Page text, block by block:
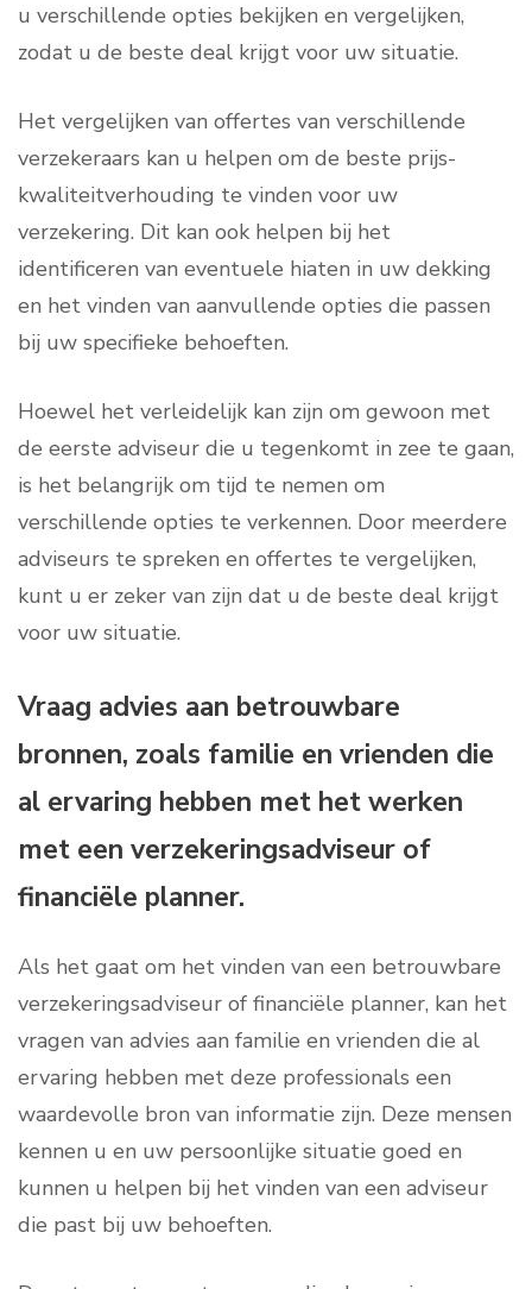
u verschillende opties bekijken en vergelijken,
zodat u de beste deal krijgt voor uw situatie.
Het vergelijken van offertes van verschillende
verzekeraars kan u helpen om de beste prijs-
kwaliteitverhouding te vinden voor uw
verzekering. Dit kan ook helpen bij het
identificeren van eventuele hiaten in uw dekking
en het vinden van aanvullende opties die passen
bij uw specifieke behoeften.
Hoewel het verleidelijk kan zijn om gewoon met
de eerste adviseur die u tegenkomt in zee te gaan,
is het belangrijk om tijd te nemen om
verschillende opties te verkennen. Door meerdere
adviseurs te spreken en offertes te vergelijken,
kunt u er zeker van zijn dat u de beste deal krijgt
voor uw situatie.
Vraag advies aan betrouwbare
bronnen, zoals familie en vrienden die
al ervaring hebben met het werken
met een verzekeringsadviseur of
financiële planner.
Als het gaat om het vinden van een betrouwbare
verzekeringsadviseur of financiële planner, kan het
vragen van advies aan familie en vrienden die al
ervaring hebben met deze professionals een
waardevolle bron van informatie zijn. Deze mensen
kennen u en uw persoonlijke situatie goed en
kunnen u helpen bij het vinden van een adviseur
die past bij uw behoeften.